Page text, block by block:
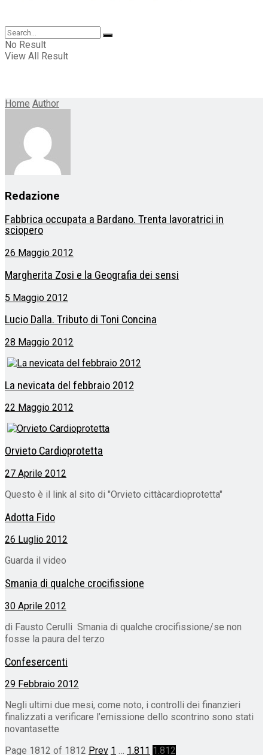
No Result
View All Result
Home Author
Redazione
Fabbrica occupata a Bardano. Trenta lavoratrici in
sciopero
26 Maggio 2012
Margherita Zosi e la Geografia dei sensi
5 Maggio 2012
Lucio Dalla. Tributo di Toni Concina
28 Maggio 2012
La nevicata del febbraio 2012
22 Maggio 2012
Orvieto Cardioprotetta
27 Aprile 2012
Questo è il link al sito di "Orvieto cittàcardioprotetta"
Adotta Fido
26 Luglio 2012
Guarda il video
Smania di qualche crocifissione
30 Aprile 2012
di Fausto Cerulli Smania di qualche crocifissione/se non
fosse la paura del terzo
Confesercenti
29 Febbraio 2012
Negli ultimi due mesi, come noto, i controlli dei finanzieri
finalizzati a verificare l’emissione dello scontrino sono stati
novantasette
Page 1812 of 1812 Prev 1 … 1.811 1.812